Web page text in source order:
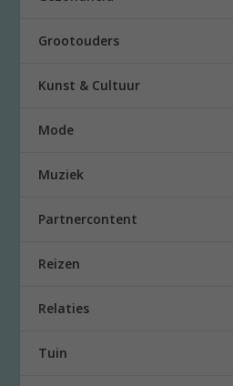
Grootouders
Kunst & Cultuur
Mode
Muziek
Partnercontent
Reizen
Relaties
Tuin